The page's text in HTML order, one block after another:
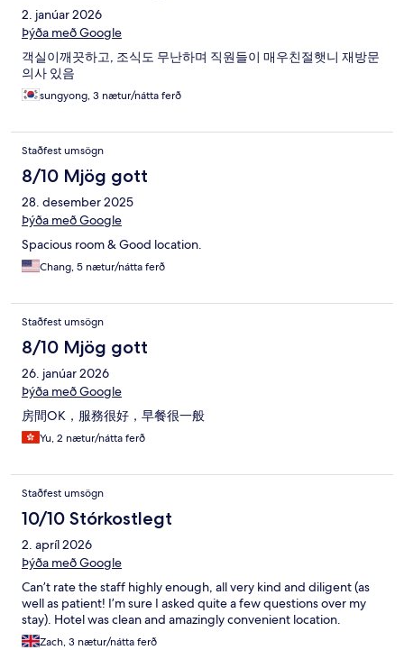
2. janúar 2026
Þýða með Google
객실이깨끗하고, 조식도 무난하며 직원들이 매우친절햇니 재방문
의사 있음
sungyong, 3 nætur/nátta ferð
Staðfest umsögn
8/10 Mjög gott
28. desember 2025
Þýða með Google
Spacious room & Good location.
Chang, 5 nætur/nátta ferð
Staðfest umsögn
8/10 Mjög gott
26. janúar 2026
Þýða með Google
房間OK，服務很好，早餐很一般
Yu, 2 nætur/nátta ferð
Staðfest umsögn
10/10 Stórkostlegt
2. apríl 2026
Þýða með Google
Can’t rate the staff highly enough, all very kind and diligent (as
well as patient! I’m sure I asked quite a few questions over my
stay). Hotel was clean and amazingly convenient location.
Zach, 3 nætur/nátta ferð